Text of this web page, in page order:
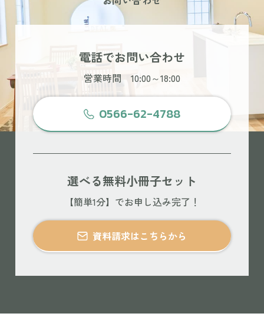
電話でお問い合わせ
営業時間 10:00～18:00
0566-62-4788
選べる無料小冊子セット
【簡単1分】でお申し込み完了！
資料請求はこちらから